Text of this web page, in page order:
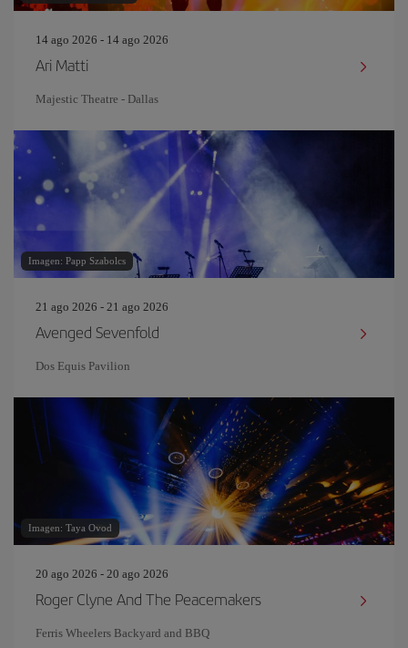
14 ago 2026 - 14 ago 2026
Ari Matti
Majestic Theatre - Dallas
Imagen: Papp Szabolcs
21 ago 2026 - 21 ago 2026
Avenged Sevenfold
Dos Equis Pavilion
Imagen: Taya Ovod
20 ago 2026 - 20 ago 2026
Roger Clyne And The Peacemakers
Ferris Wheelers Backyard and BBQ